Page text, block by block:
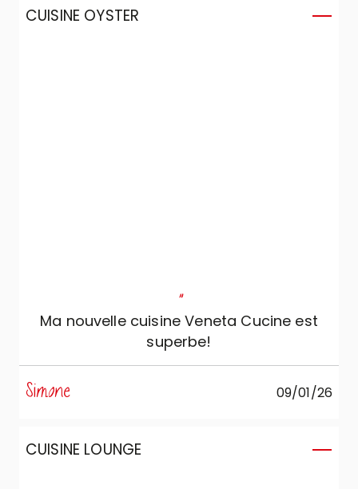
en les adaptant au projet.
CUISINE OYSTER
"
Ma nouvelle cuisine Veneta Cucine est
superbe!
Simone 09/01/26
CUISINE LOUNGE